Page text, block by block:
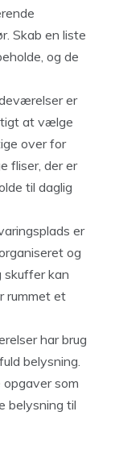
Skab en liste
og de
er
at vælge
over for
fliser, der er
til daglig
er
og
skuffer kan
rummet et
har brug
belysning.
som
belysning til